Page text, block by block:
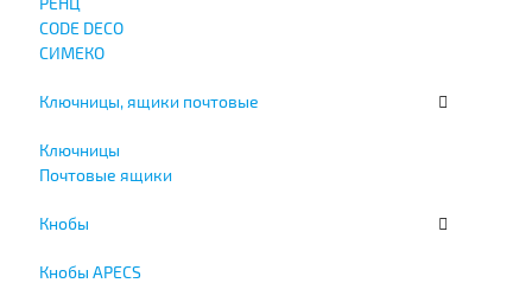
СODE DECO
СИМЕКО
Ключницы, ящики почтовые
Ключницы
Почтовые ящики
Кнобы
Кнобы APECS